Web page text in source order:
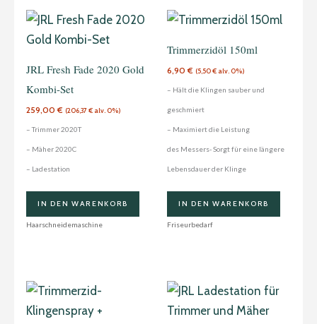
JRL Fresh Fade 2020 Gold
Kombi-Set
259,00€ (206,37€ alv. 0%)
– Trimmer 2020T
– Mäher 2020C
– Ladestation
IN DEN WARENKORB
Haarschneidemaschine
Trimmerzidöl 150ml
6,90€ (5,50€ alv. 0%)
– Hält die Klingen sauber und
geschmiert
– Maximiert die Leistung
des Messers- Sorgt für eine längere
Lebensdauer der Klinge
IN DEN WARENKORB
Friseurbedarf